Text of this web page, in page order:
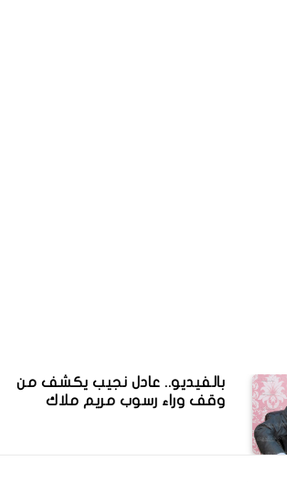
بالفيديو.. عادل نجيب يكشف من
وقف وراء رسوب مريم ملاك